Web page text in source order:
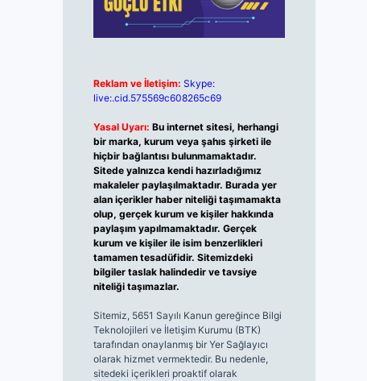
Reklam ve İletişim: Skype:
live:.cid.575569c608265c69
Yasal Uyarı: Bu internet sitesi, herhangi
bir marka, kurum veya şahıs şirketi ile
hiçbir bağlantısı bulunmamaktadır.
Sitede yalnızca kendi hazırladığımız
makaleler paylaşılmaktadır. Burada yer
alan içerikler haber niteliği taşımamakta
olup, gerçek kurum ve kişiler hakkında
paylaşım yapılmamaktadır. Gerçek
kurum ve kişiler ile isim benzerlikleri
tamamen tesadüfidir. Sitemizdeki
bilgiler taslak halindedir ve tavsiye
niteliği taşımazlar.
Sitemiz, 5651 Sayılı Kanun gereğince Bilgi
Teknolojileri ve İletişim Kurumu (BTK)
tarafından onaylanmış bir Yer Sağlayıcı
olarak hizmet vermektedir. Bu nedenle,
sitedeki içerikleri proaktif olarak